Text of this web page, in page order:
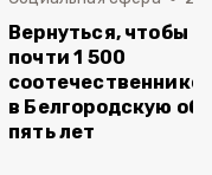
Вернуться, чтобы
почти 1 500
в Белгородскую
пять лет